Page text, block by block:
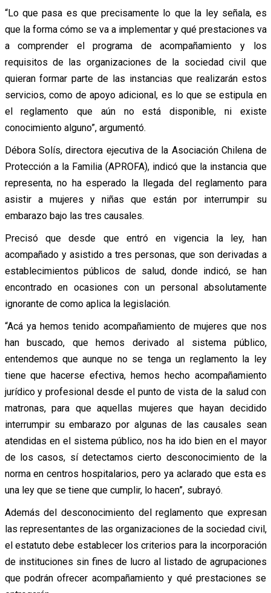
“Lo que pasa es que precisamente lo que la ley señala, es
que la forma cómo se va a implementar y qué prestaciones va
a comprender el programa de acompañamiento y los
requisitos de las organizaciones de la sociedad civil que
quieran formar parte de las instancias que realizarán estos
servicios, como de apoyo adicional, es lo que se estipula en
el reglamento que aún no está disponible, ni existe
conocimiento alguno”, argumentó.
Débora Solís, directora ejecutiva de la Asociación Chilena de
Protección a la Familia (APROFA), indicó que la instancia que
representa, no ha esperado la llegada del reglamento para
asistir a mujeres y niñas que están por interrumpir su
embarazo bajo las tres causales.
Precisó que desde que entró en vigencia la ley, han
acompañado y asistido a tres personas, que son derivadas a
establecimientos públicos de salud, donde indicó, se han
encontrado en ocasiones con un personal absolutamente
ignorante de como aplica la legislación.
“Acá ya hemos tenido acompañamiento de mujeres que nos
han buscado, que hemos derivado al sistema público,
entendemos que aunque no se tenga un reglamento la ley
tiene que hacerse efectiva, hemos hecho acompañamiento
jurídico y profesional desde el punto de vista de la salud con
matronas, para que aquellas mujeres que hayan decidido
interrumpir su embarazo por algunas de las causales sean
atendidas en el sistema público, nos ha ido bien en el mayor
de los casos, sí detectamos cierto desconocimiento de la
norma en centros hospitalarios, pero ya aclarado que esta es
una ley que se tiene que cumplir, lo hacen”, subrayó.
Además del desconocimiento del reglamento que expresan
las representantes de las organizaciones de la sociedad civil,
el estatuto debe establecer los criterios para la incorporación
de instituciones sin fines de lucro al listado de agrupaciones
que podrán ofrecer acompañamiento y qué prestaciones se